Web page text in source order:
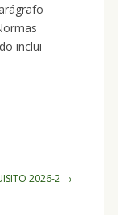
inclui
2026-2 →